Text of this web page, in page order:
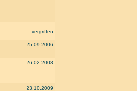
vergriffen
25.09.2006
26.02.2008
23.10.2009